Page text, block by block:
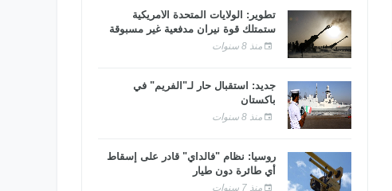
تطوير: الولايات المتحدة الأمريكية
ستمتلك قوة نيران مدفعية غير مسبوقة
منذ 8 سنوات
جديد: استقبال حار لـ"الفريم" في
باكستان
منذ 8 سنوات
روسيا: نظام "فالداي" قادر على إسقاط
أي طائرة دون طيار
منذ 7 سنوات